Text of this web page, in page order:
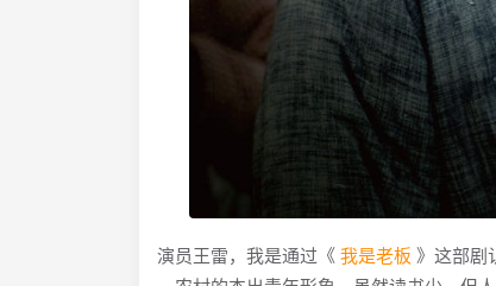
演员王雷，我是通过《我是老板 》这部剧